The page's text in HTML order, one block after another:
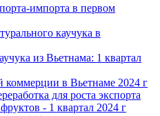
импорта в первом
каучука в
из Вьетнама: 1 квартал
в Вьетнаме 2024 г
для роста экспорта
- 1 квартал 2024 г